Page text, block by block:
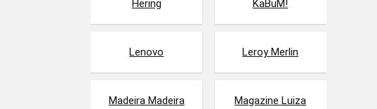
Hering KaBuM!
Lenovo Leroy Merlin
Madeira Madeira Magazine Luiza